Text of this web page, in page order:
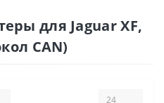
для Jaguar XF,
CAN)